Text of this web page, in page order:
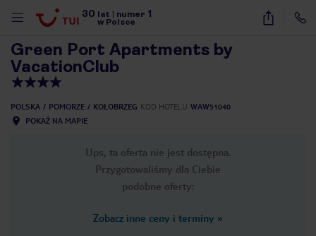
30 lat numer 1
w Polsce
12
Green Port Apartments by
VacationClub
POLSKA POMORZE KOŁOBRZEG KOD HOTELU WAW51040
POKAŻ NA MAPIE
Ups, ta oferta nie jest dostępna.
Przygotowaliśmy dla Ciebie
podobne oferty:
Zobacz inne ceny i terminy »